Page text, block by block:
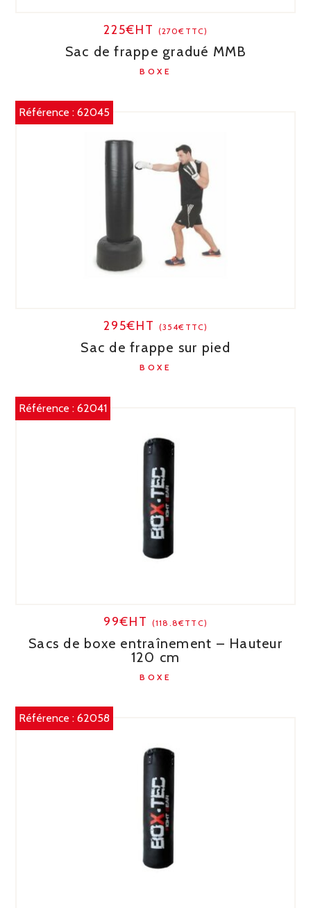
225€HT (270€TTC)
Sac de frappe gradué MMB
BOXE
Référence :62045
295€HT (354€TTC)
Sac de frappe sur pied
BOXE
Référence :62041
99€HT (118.8€TTC)
Sacs de boxe entraînement – Hauteur
120 cm
BOXE
Référence :62058